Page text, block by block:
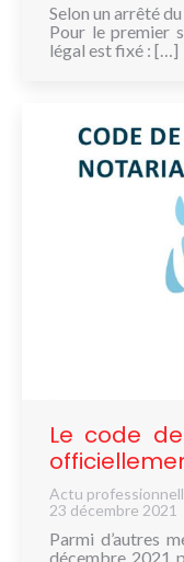
Selon un arrêté
Pour le premier
légal est fixé : […]
Le code
Actu
23 décembre 2021
Parmi d’autres
décembre 2021